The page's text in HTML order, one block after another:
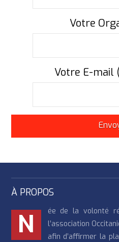
Votre
Votre E-mail
À PROPOS
N
ée de la volonté
l’association
afin d’affirmer la